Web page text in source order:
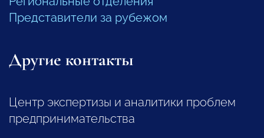
Представители за рубежом
Другие контакты
Центр экспертизы и аналитики проблем
предпринимательства